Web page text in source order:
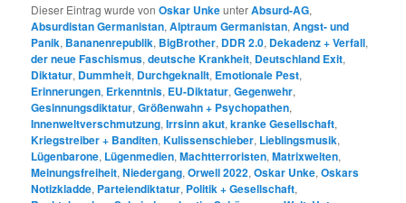
Dieser Eintrag wurde vonOskar UnkeunterAbsurd-AG,
Absurdistan Germanistan,Alptraum Germanistan,Angst- und
Panik, Bananenrepublik, BigBrother, DDR 2.0, Dekadenz + Verfall,
der neue Faschismus,deutsche Krankheit, Deutschland Exit,
Diktatur, Dummheit, Durchgeknallt, Emotionale Pest,
Erinnerungen, Erkenntnis, EU-Diktatur,Gegenwehr,
Gesinnungsdiktatur,Größenwahn + Psychopathen,
Innenweltverschmutzung,Irrsinn akut,kranke Gesellschaft,
Kriegstreiber + Banditen,Kulissenschieber, Lieblingsmusik,
Lügenbarone, Lügenmedien,Machtterroristen,Matrixwelten,
Meinungsfreiheit,Niedergang,Orwell 2022,Oskar Unke,Oskars
Notizkladde, Parteiendiktatur, Politik + Gesellschaft,